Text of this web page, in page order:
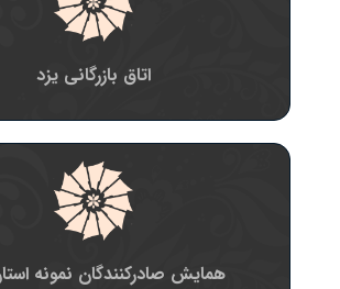
اتاق بازرگانی یزد
همایش صادرکنندگان نمونه